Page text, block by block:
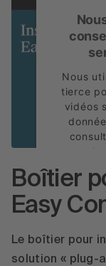
Nous
tierce
vidéos
Boîtier
Easy
Le boîtier pour
solution « plug-